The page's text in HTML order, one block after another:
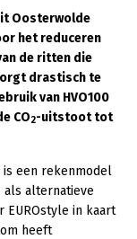
Oosterwolde
het reduceren
de ritten die
drastisch te
van HVO100
CO2-uitstoot tot
is een rekenmodel
als alternatieve
in kaart
heeft